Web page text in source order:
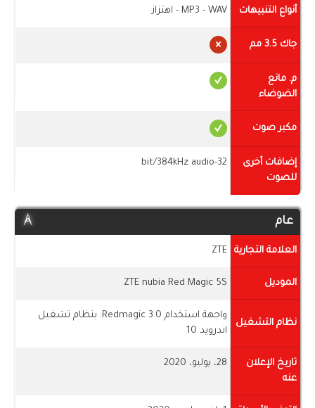
أنواع التنبيهات MP3 - WAV - اهتزاز
جاك 3.5 مم
م. مانع
الضوضاء
مكبر صوت
إضافات أخرى
للصوت
32-bit/384kHz audio
عام
العلامة التجارية ZTE
الموديل ZTE nubia Red Magic 5S
نظام التشغيل
واجهة استخدام Redmagic 3.0: بنظام تشغيل
اندرويد 10
تاريخ الإعلان
عنه
28، يوليو، 2020